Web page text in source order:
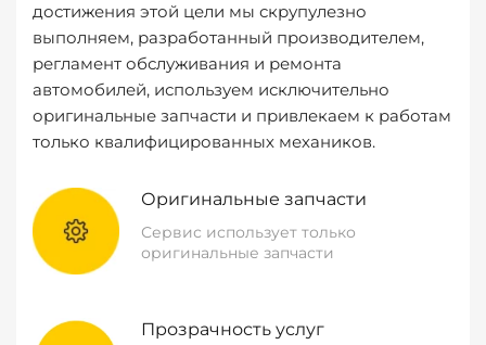
достижения этой цели мы скрупулезно
выполняем, разработанный производителем,
регламент обслуживания и ремонта
автомобилей, используем исключительно
оригинальные запчасти и привлекаем к работам
только квалифицированных механиков.
Оригинальные запчасти
Сервис использует только
оригинальные запчасти
Прозрачность услуг